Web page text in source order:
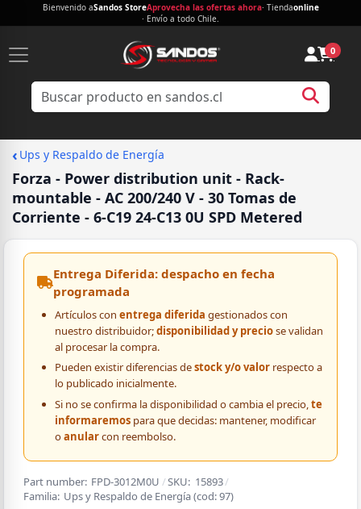
Bienvenido aSandos StoreAprovecha las ofertas ahora· Tiendaonline
· Envío a todo Chile.
0
‹ Ups y Respaldo de Energía
Forza - Power distribution unit - Rack-
mountable - AC 200/240 V - 30 Tomas de
Corriente - 6-C19 24-C13 0U SPD Metered
Entrega Diferida: despacho en fecha
programada
Artículos con entrega diferida gestionados con
nuestro distribuidor;disponibilidad y preciose validan
al procesar la compra.
Pueden existir diferencias destock y/o valorrespecto a
lo publicado inicialmente.
Si no se confirma la disponibilidad o cambia el precio,te
informaremospara que decidas: mantener, modificar
oanularcon reembolso.
Part number: FPD-3012M0U /SKU: 15893/
Familia: Ups y Respaldo de Energía(cod:97)